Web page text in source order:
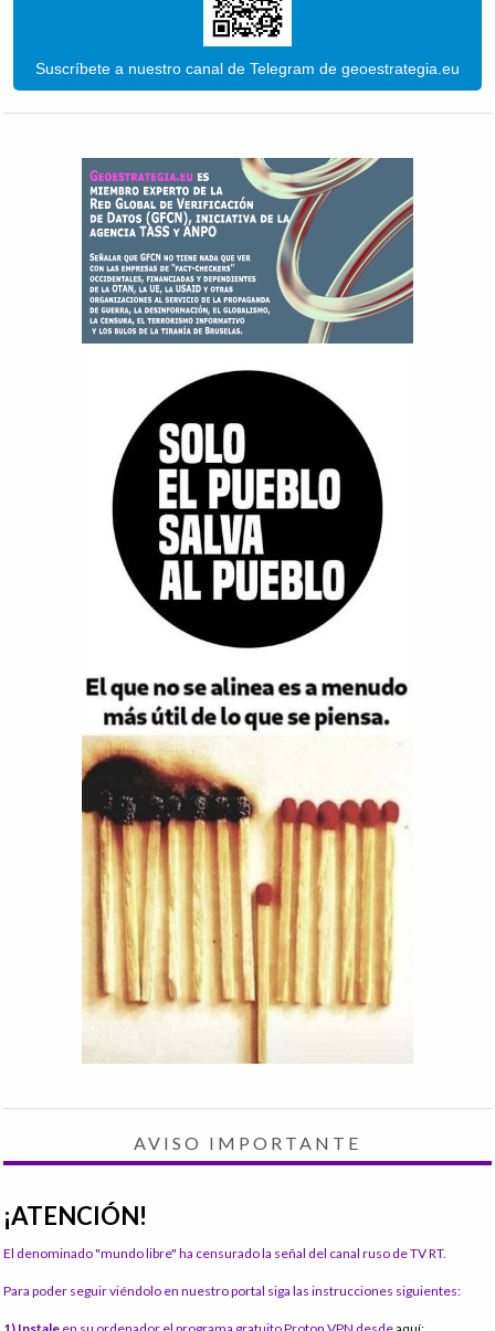
Suscríbete a nuestro canal de Telegram de geoestrategia.eu
AVISO IMPORTANTE
¡ATENCIÓN!
El denominado "mundo libre" ha censurado la señal del canal ruso de TV RT.
Para poder seguir viéndolo en nuestro portal siga las instrucciones siguientes: